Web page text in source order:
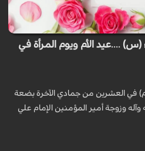
....عيد الأم ويوم المرأة في
في العشرين من جمادي الآخرة بضعة
وزوجة أمير المؤمنين الإمام علي